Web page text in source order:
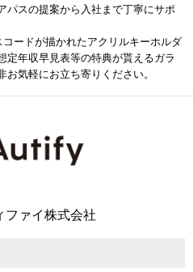
パスの提案から入社まで丁寧にサポ
ードが描かれたアクリルキーホルダ
定年収早見表等の特典が貰えるガラ
気軽にお立ち寄りください。
ファイ株式会社